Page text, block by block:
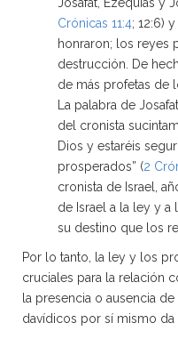
Crónicas 11:4; 12:6)
honraron; los reyes
destrucción. De
de más profetas de
La palabra de
del cronista
Dios y estaréis
prosperados” (2
cronista de Israel,
de Israel a la ley y a
su destino que los
Por lo tanto, la ley y los
cruciales para la relación
la presencia o ausencia
davídicos por sí mismo da